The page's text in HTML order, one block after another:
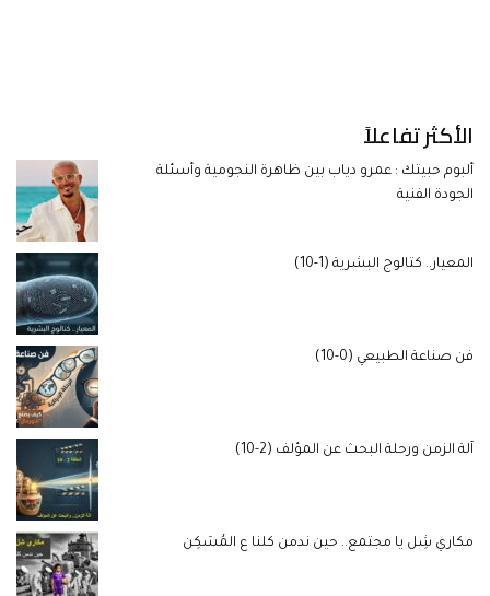
الأكثر تفاعلاً
ألبوم حبيتك : عمرو دياب بين ظاهرة النجومية وأسئلة
الجودة الفنية
المعيار.. كتالوج البشرية (1-10)
فن صناعة الطبيعي (0-10)
آلة الزمن ورحلة البحث عن المؤلف (2-10)
مكاري شِل يا مجتمع.. حين ندمن كلنا ع المُسَكِن